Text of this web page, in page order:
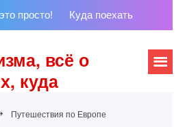
просто! Куда поехать
всё о
куда
Путешествия по Европе